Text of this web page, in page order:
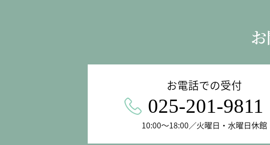
お電話での受付
025-201-9811
10:00〜18:00／火曜日・水曜日休館